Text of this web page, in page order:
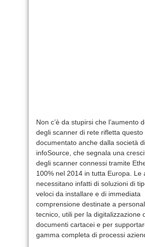
Non c’è da stupirsi che l’aumento
degli scanner di rete rifletta questo
documentato anche dalla società
infoSource, che segnala una
degli scanner connessi tramite
100% nel 2014 in tutta Europa. Le
necessitano infatti di soluzioni di
veloci da installare e di immediata
comprensione destinate a
tecnico, utili per la digitalizzazione
documenti cartacei e per
gamma completa di processi